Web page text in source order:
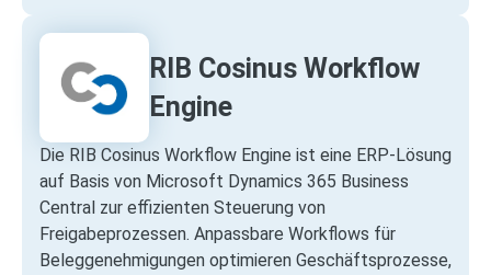
RIB Cosinus Workflow
Engine
Die RIB Cosinus Workflow Engine ist eine ERP‑Lösung
auf Basis von Microsoft Dynamics 365 Business
Central zur effizienten Steuerung von
Freigabeprozessen. Anpassbare Workflows für
Beleggenehmigungen optimieren Geschäftsprozesse,